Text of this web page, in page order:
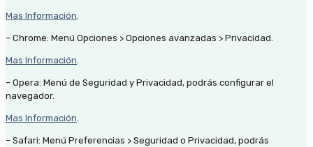
Mas Información.
– Chrome: Menú Opciones > Opciones avanzadas > Privacidad.
Mas Información.
– Opera: Menú de Seguridad y Privacidad, podrás configurar el
navegador.
Mas Información.
– Safari: Menú Preferencias > Seguridad o Privacidad, podrás